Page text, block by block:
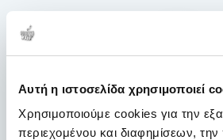
Αυτή η ιστοσελίδα χρησιμοποιεί
Χρησιμοποιούμε cookies για την
περιεχομένου και διαφημίσεων,